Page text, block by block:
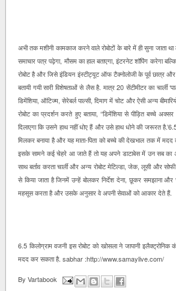
अभी तक मशीनी कामकाज करने वाले रोबोटों के बारे में ही सुना जाता
समाचार पत्र पढ़ेगा, मौसम का हाल बताएगा, इंटरनेट शॉपिंग करेगा
रोबोट है और जिसे इंडियन इंस्टीट्यूट ऑफ टैक्नोलोजी के पूर्व छात्र और
बतायी गयी सारी विशेषताओं से लैस है. मात्र 20 सेंटीमीटर का चार्ली
डिमेंशिया, ऑटिज्म, सेरेबर्ल पाल्सी, दिमाग में चोट और ऐसी अन्य
रोबोट का प्रदर्शन करते हुए बताया, ‘‘डिमेंशिया से पीड़ित बच्चे
दिलाएगा कि उसने हाथ नहीं धोए हैं और उसे हाथ धोने की जरूरत
मिलकर बनाया है और यह माता-पिता को बच्चे की देखभाल तक में
इसके सामने कई चेहरे आ जाते हैं तो यह अपने डाटाबेस में उन सब
साथ बर्ताव करता चार्ली और अन्य रोबोट मेटिल्डा, जेक, लूसी और
से किया जाता है जिनमें उन्हें बोलकर निर्देश देना, छूकर समझाना और
महसूस करता है और उसके अनुसार वे अपनी सेवाओं को आकार देते हैं.
6.5 किलोग्राम वजनी इस रोबोट को खोसला ने जापानी
मदद कर सकता है. sabhar :http://www.samaylive.com/
By Vartabook